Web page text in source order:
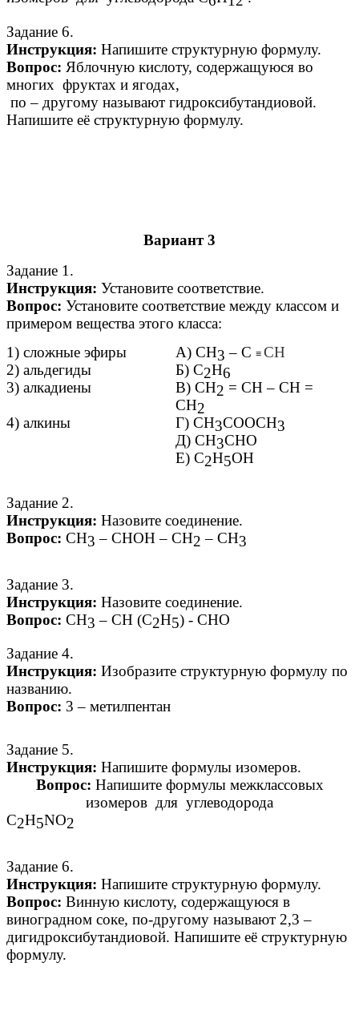
Задание 6.
Инструкция: Напишите структурную формулу.
Вопрос: Яблочную кислоту, содержащуюся во
многих фруктах и ягодах,
по – другому называют гидроксибутандиовой.
Напишите её структурную формулу.
Вариант 3
Задание 1.
Инструкция: Установите соответствие.
Вопрос: Установите соответствие между классом и
примером вещества этого класса:
1) сложные эфиры
А) СН3 – С ≡ СН
2) альдегиды
Б) С2Н6
3) алкадиены
В) СН2 = СН – СН =
СН2
4) алкины
Г) СН3СООСН3
Д) СН3СНО
Е) С2Н5ОН
Задание 2.
Инструкция: Назовите соединение.
Вопрос: СН3 – СНОН – СН2 – СН3
Задание 3.
Инструкция: Назовите соединение.
Вопрос: СН3 – СН (С2Н5) - СНО
Задание 4.
Инструкция: Изобразите структурную формулу по
названию.
Вопрос: 3 – метилпентан
Задание 5.
Инструкция: Напишите формулы изомеров.
Вопрос: Напишите формулы межклассовых
изомеров для углеводорода
С2Н5NO2
Задание 6.
Инструкция: Напишите структурную формулу.
Вопрос: Винную кислоту, содержащуюся в
виноградном соке, по-другому называют 2,3 –
дигидроксибутандиовой. Напишите её структурную
формулу.